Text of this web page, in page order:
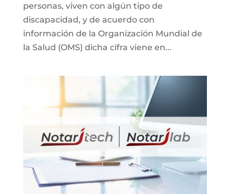
personas, viven con algún tipo de
discapacidad, y de acuerdo con
información de la Organización Mundial de
la Salud (OMS) dicha cifra viene en...